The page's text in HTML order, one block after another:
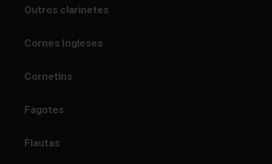
Outros clarinetes
Cornes Ingleses
Cornetins
Fagotes
Flautas